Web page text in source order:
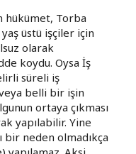
hükümet, Torba
üstü işçiler için
olarak
koydu. Oysa İş
süreli iş
belli bir işin
ortaya çıkması
yapılabilir. Yine
bir neden olmadıkça